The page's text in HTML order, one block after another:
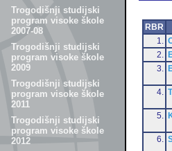
Trogodišnji studijski
program visoke škole
2007-08
Trogodišnji studijski
program visoke škole
2009
Trogodišnji studijski
program visoke škole
2011
Trogodišnji studijski
program visoke škole
2012
RBR
1.
2.
3.
4.
5.
6.